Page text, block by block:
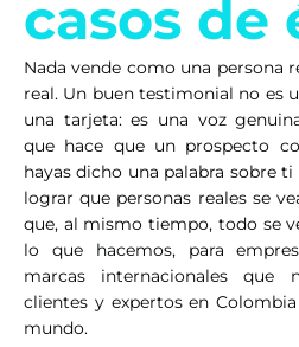
casos de
Nada vende como una persona
real. Un buen testimonial no es
una tarjeta: es una voz
que hace que un prospecto
hayas dicho una palabra sobre
lograr que personas reales se
que, al mismo tiempo, todo se
lo que hacemos, para
marcas internacionales que
clientes y expertos en
mundo.